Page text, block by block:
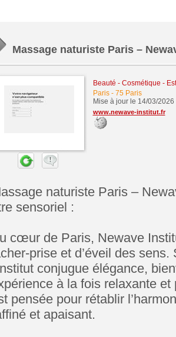
Massage naturiste Paris –
Beauté - Cosmétique -
Paris- 75 Paris
Mise à jour le 14/03/2026
www.newave-institut.fr
naturiste Paris –
sensoriel :
cœur de Paris, Newave
prise et d’éveil des
conjugue élégance,
à la fois relaxante
pensée pour rétablir
et apaisant.